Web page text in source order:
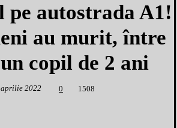
pe autostrada A1!
au murit, între
copil de 2 ani
2022 0 1 508